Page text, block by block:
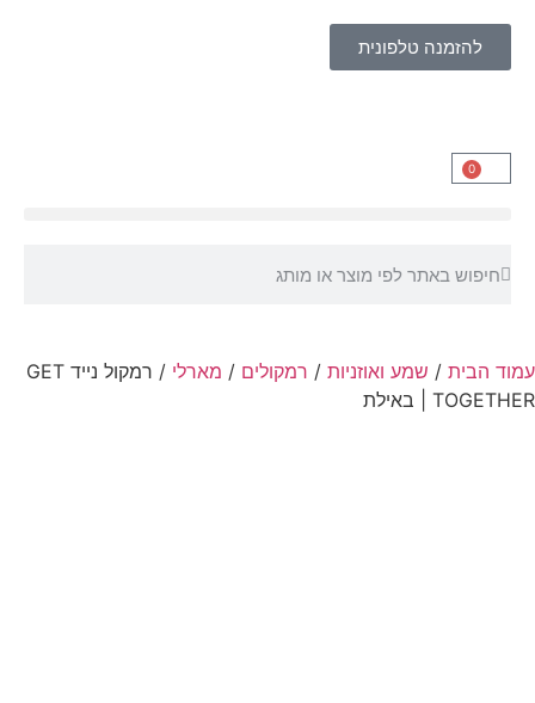
0
להזמנה טלפונית
עמוד הבית / שמע ואוזניות / רמקולים / מארלי
/ רמקול נייד GET
TOGETHER | באילת